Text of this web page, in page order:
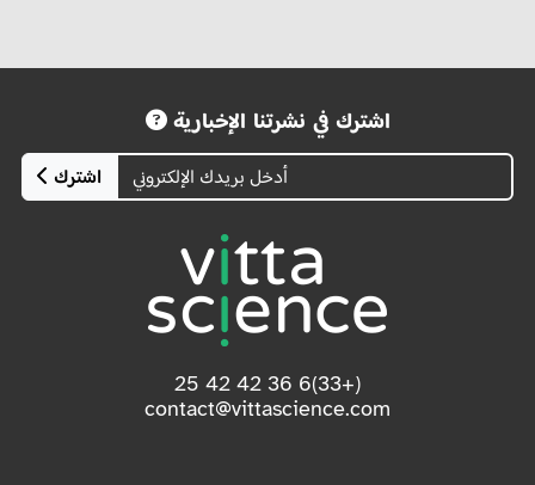
اشترك في نشرتنا الإخبارية
اشترك
(+33)6 36 42 42 25
contact@vittascience.com